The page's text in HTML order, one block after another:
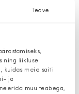
Teave
ning liikluse
kuidas meie saiti
ja
muu teabega,